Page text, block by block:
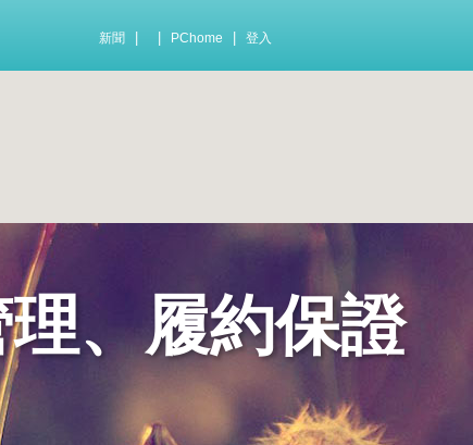
新聞 PChome 登入
、履約保證